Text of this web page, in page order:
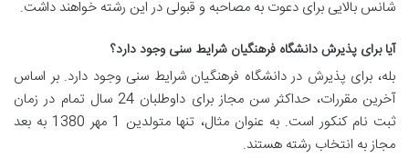
شانس بالایی برای دعوت به مصاحبه و قبولی در این رشته خواهند داشت.
آیا برای پذیرش دانشگاه فرهنگیان شرایط سنی وجود دارد؟
بله، برای پذیرش در دانشگاه فرهنگیان شرایط سنی وجود دارد. بر اساس
آخرین مقررات، حداکثر سن مجاز برای داوطلبان 24 سال تمام در زمان
ثبت نام کنکور است. به عنوان مثال، تنها متولدین 1 مهر 1380 به بعد
مجاز به انتخاب رشته هستند.